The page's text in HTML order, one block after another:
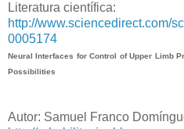
Literatura científica:
http://www.sciencedirect.com/
0005174
Neural Interfaces for Control ofUpper Limb
Possibilities
Autor: Samuel Franco